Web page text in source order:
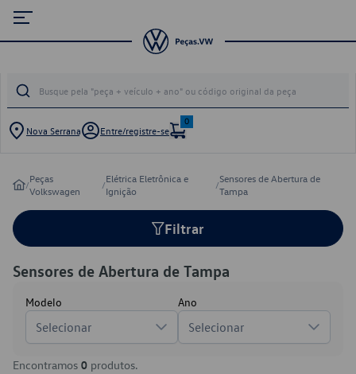
Nova Serrana Entre/registre-se
0
/Peças
Volkswagen
/Elétrica Eletrônica e
Ignição
/Sensores de Abertura de
Tampa
Filtrar
Sensores de Abertura de Tampa
Modelo
Selecionar
Ano
Selecionar
Encontramos 0 produtos.